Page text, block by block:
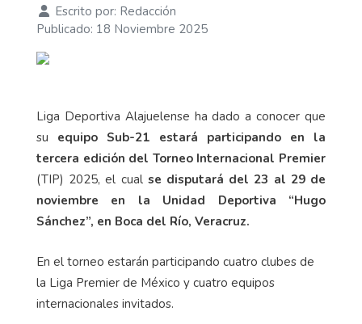
Escrito por: Redacción
Publicado: 18 Noviembre 2025
Liga Deportiva Alajuelense ha dado a conocer que
su equipo Sub-21 estará participando en la
tercera edición del Torneo Internacional Premier
(TIP) 2025, el cual se disputará del 23 al 29 de
noviembre en la Unidad Deportiva “Hugo
Sánchez”, en Boca del Río, Veracruz.
En el torneo estarán participando cuatro clubes de
la Liga Premier de México y cuatro equipos
internacionales invitados.